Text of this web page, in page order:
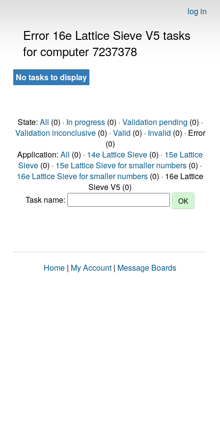
log in
Error 16e Lattice Sieve V5 tasks
for computer 7237378
No tasks to display
State: All (0) · In progress(0) · Validation pending (0) ·
Validation inconclusive(0) · Valid (0) · Invalid (0) · Error
(0)
Application: All (0) · 14e Lattice Sieve (0) · 15e Lattice
Sieve (0) · 15e Lattice Sieve for smaller numbers (0) ·
16e Lattice Sieve for smaller numbers (0) · 16e Lattice
Sieve V5 (0)
Task name:
Home | My Account | Message Boards